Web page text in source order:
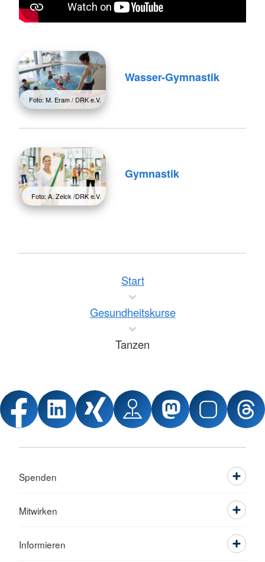
Foto: M. Eram / DRK e.V.
Wasser-Gymnastik
Foto: A. Zelck /DRK e.V.
Gymnastik
Start
Gesundheitskurse
Tanzen
Spenden
Mitwirken
Informieren